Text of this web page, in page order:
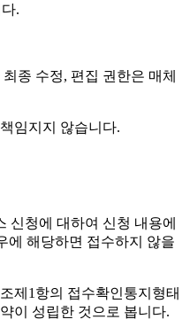
.
종 수정, 편집 권한은 매체
임지지 않습니다.
청에 대하여 신청 내용에
에 해당하면 접수하지 않을
제1항의 접수확인통지형태
이 성립한 것으로 봅니다.